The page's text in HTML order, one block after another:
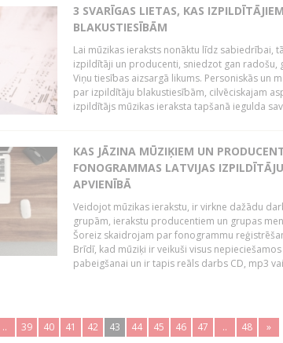
3 SVARĪGAS LIETAS, KAS
BLAKUSTIESĪBĀM
Lai mūzikas ieraksts nonāktu līdz sabiedrībai,
izpildītāji un producenti, sniedzot gan radošu,
Viņu tiesības aizsargā likums. Personiskās un
par izpildītāju blakustiesībām, cilvēciskajam
izpildītājs mūzikas ieraksta tapšanā iegulda
KAS JĀZINA MŪZIĶIEM UN
FONOGRAMMAS LATVIJAS
APVIENĪBĀ
Veidojot mūzikas ierakstu, ir virkne dažādu
grupām, ierakstu producentiem un grupas
Šoreiz skaidrojam par fonogrammu
Brīdī, kad mūziķi ir veikuši visus
pabeigšanai un ir tapis reāls darbs CD, mp3
.. 39 40 41 42 43 44 45 46 47 .. 48 »